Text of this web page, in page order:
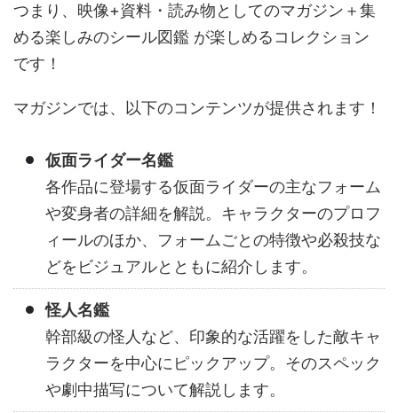
つまり、映像+資料・読み物としてのマガジン＋集
める楽しみのシール図鑑 が楽しめるコレクション
です！
マガジンでは、以下のコンテンツが提供されます！
仮面ライダー名鑑
各作品に登場する仮面ライダーの主なフォーム
や変身者の詳細を解説。キャラクターのプロフ
ィールのほか、フォームごとの特徴や必殺技な
どをビジュアルとともに紹介します。
怪人名鑑
幹部級の怪人など、印象的な活躍をした敵キャ
ラクターを中心にピックアップ。そのスペック
や劇中描写について解説します。